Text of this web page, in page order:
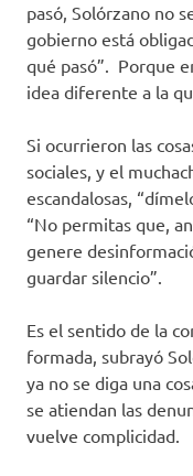
pasó, Solórzano no
gobierno está
qué pasó”. Porque
idea diferente a la
Si ocurrieron las
sociales, y el
escandalosas,
“No permitas que,
genere
guardar silencio”.
Es el sentido de la
formada, subrayó
ya no se diga una
se atiendan las
vuelve complicidad.